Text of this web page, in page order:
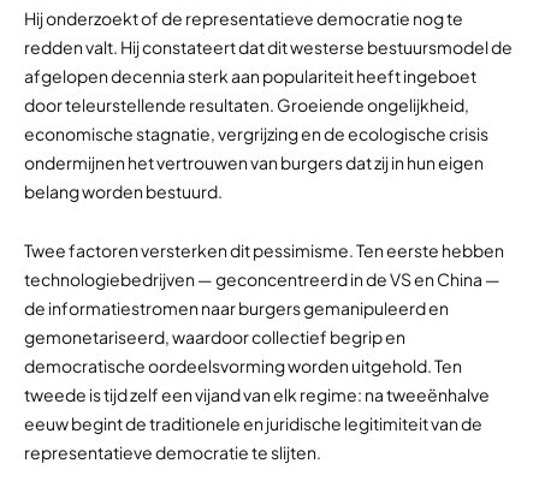
Hij onderzoekt of de representatieve democratie nog te
redden valt. Hij constateert dat dit westerse bestuursmodel de
afgelopen decennia sterk aan populariteit heeft ingeboet
door teleurstellende resultaten. Groeiende ongelijkheid,
economische stagnatie, vergrijzing en de ecologische crisis
ondermijnen het vertrouwen van burgers dat zij in hun eigen
belang worden bestuurd.
Twee factoren versterken dit pessimisme. Ten eerste hebben
technologiebedrijven — geconcentreerd in de VS en China —
de informatiestromen naar burgers gemanipuleerd en
gemonetariseerd, waardoor collectief begrip en
democratische oordeelsvorming worden uitgehold. Ten
tweede is tijd zelf een vijand van elk regime: na tweeënhalve
eeuw begint de traditionele en juridische legitimiteit van de
representatieve democratie te slijten.